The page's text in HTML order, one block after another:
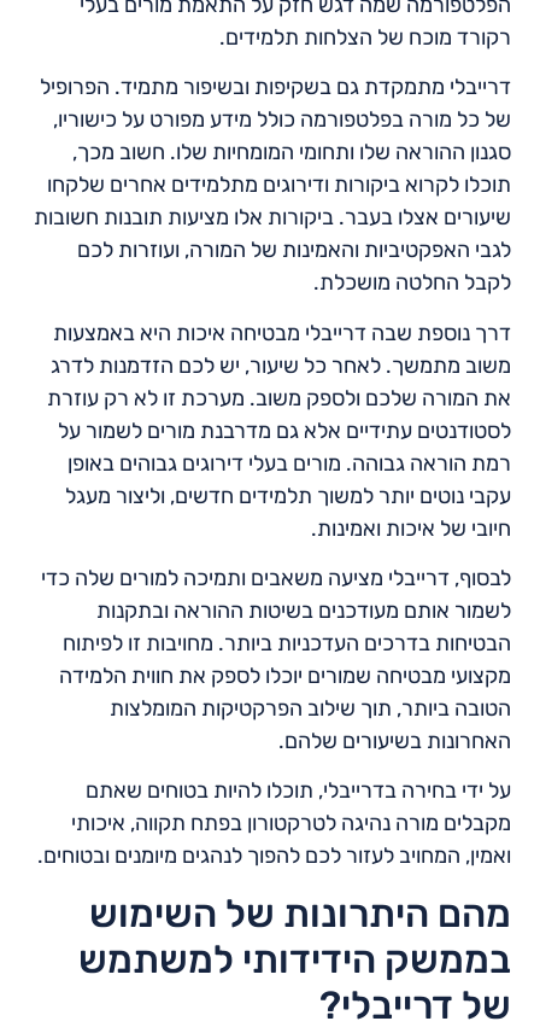
רקורד מוכח של הצלחות תלמידים.
דרייבלי מתמקדת גם בשקיפות ובשיפור מתמיד. הפרופיל
של כל מורה בפלטפורמה כולל מידע מפורט על כישוריו,
סגנון ההוראה שלו ותחומי המומחיות שלו. חשוב מכך,
תוכלו לקרוא ביקורות ודירוגים מתלמידים אחרים שלקחו
שיעורים אצלו בעבר. ביקורות אלו מציעות תובנות חשובות
לגבי האפקטיביות והאמינות של המורה, ועוזרות לכם
לקבל החלטה מושכלת.
דרך נוספת שבה דרייבלי מבטיחה איכות היא באמצעות
משוב מתמשך. לאחר כל שיעור, יש לכם הזדמנות לדרג
את המורה שלכם ולספק משוב. מערכת זו לא רק עוזרת
לסטודנטים עתידיים אלא גם מדרבנת מורים לשמור על
רמת הוראה גבוהה. מורים בעלי דירוגים גבוהים באופן
עקבי נוטים יותר למשוך תלמידים חדשים, וליצור מעגל
חיובי של איכות ואמינות.
לבסוף, דרייבלי מציעה משאבים ותמיכה למורים שלה כדי
לשמור אותם מעודכנים בשיטות ההוראה ובתקנות
הבטיחות בדרכים העדכניות ביותר. מחויבות זו לפיתוח
מקצועי מבטיחה שמורים יוכלו לספק את חווית הלמידה
הטובה ביותר, תוך שילוב הפרקטיקות המומלצות
האחרונות בשיעורים שלהם.
על ידי בחירה בדרייבלי, תוכלו להיות בטוחים שאתם
מקבלים מורה נהיגה לטרקטורון בפתח תקווה, איכותי
ואמין, המחויב לעזור לכם להפוך לנהגים מיומנים ובטוחים.
מהם היתרונות של השימוש
בממשק הידידותי למשתמש
של דרייבלי?